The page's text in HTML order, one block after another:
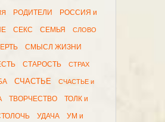
РОДИТЕЛИ РОССИЯ и
СЕКС СЕМЬЯ СЛОВО
СМЫСЛ ЖИЗНИ
СТАРОСТЬ СТРАХ
СЧАСТЬЕ СЧАСТЬЕ и
ТВОРЧЕСТВО ТОЛК и
УДАЧА УМ и